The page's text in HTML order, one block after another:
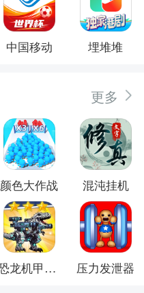
中国移动 埋堆堆
更多
颜色大作战 混沌挂机
恐龙机甲射手 压力发泄器